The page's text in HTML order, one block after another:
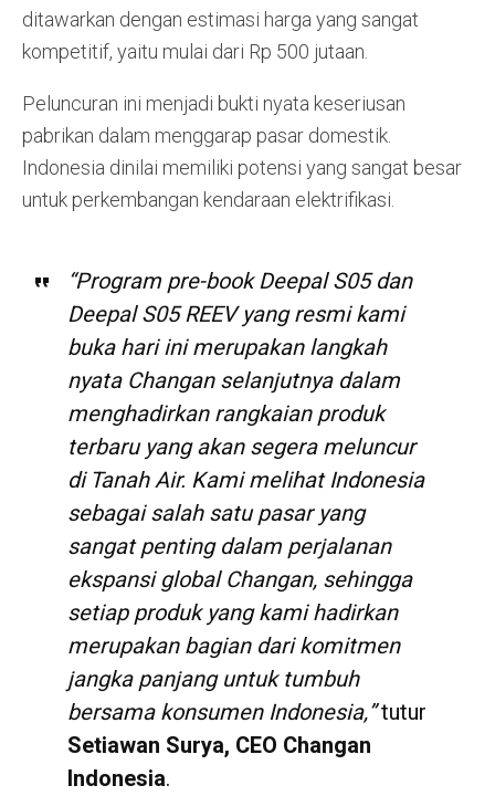
ditawarkan dengan estimasi harga yang sangat
kompetitif, yaitu mulai dari Rp 500 jutaan.
Peluncuran ini menjadi bukti nyata keseriusan
pabrikan dalam menggarap pasar domestik.
Indonesia dinilai memiliki potensi yang sangat besar
untuk perkembangan kendaraan elektrifikasi.
“Program pre-book Deepal S05 dan
Deepal S05 REEV yang resmi kami
buka hari ini merupakan langkah
nyata Changan selanjutnya dalam
menghadirkan rangkaian produk
terbaru yang akan segera meluncur
di Tanah Air. Kami melihat Indonesia
sebagai salah satu pasar yang
sangat penting dalam perjalanan
ekspansi global Changan, sehingga
setiap produk yang kami hadirkan
merupakan bagian dari komitmen
jangka panjang untuk tumbuh
bersama konsumen Indonesia,”tutur
Setiawan Surya, CEO Changan
Indonesia.